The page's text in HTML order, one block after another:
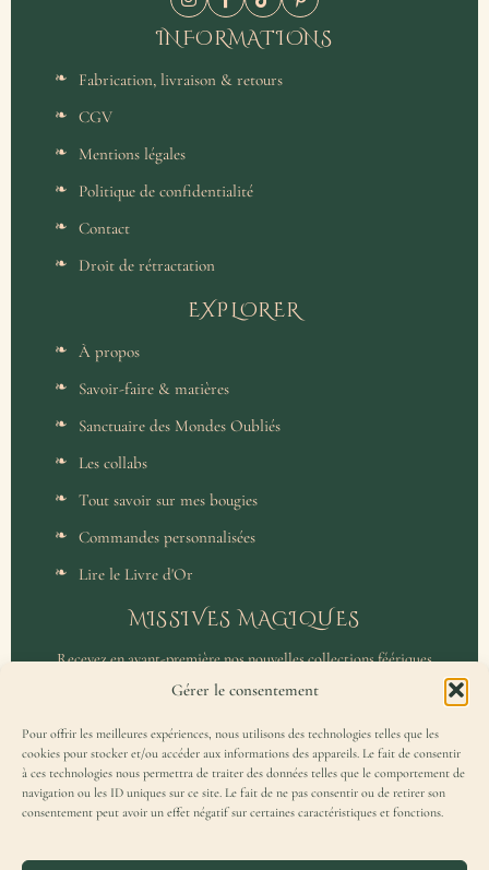
Gérer le consentement
Pour offrir les meilleures expériences, nous utilisons des technologies telles que les
cookies pour stocker et/ou accéder aux informations des appareils. Le fait de consentir
à ces technologies nous permettra de traiter des données telles que le comportement de
navigation ou les ID uniques sur ce site. Le fait de ne pas consentir ou de retirer son
consentement peut avoir un effet négatif sur certaines caractéristiques et fonctions.
INFORMATIONS
Fabrication, livraison & retours
CGV
Mentions légales
Politique de confidentialité
Contact
Droit de rétractation
EXPLORER
À propos
Savoir-faire & matières
Sanctuaire des Mondes Oubliés
Les collabs
Tout savoir sur mes bougies
Commandes personnalisées
Lire le Livre d'Or
MISSIVES MAGIQUES
Recevez en avant-première nos nouvelles collections féériques
et un accès privilégié aux coulisses de l'atelier.
J'accepte de recevoir la Missive Magique et j'ai lu lapolitique de